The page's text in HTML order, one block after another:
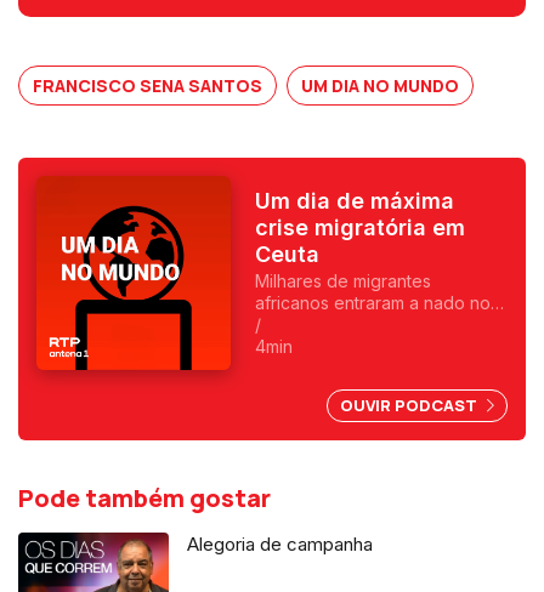
FRANCISCO SENA SANTOS UM DIA NO MUNDO
Um dia de máxima
crise migratória em
Ceuta
Milhares de migrantes
africanos entraram a nado no
enclave espanhol. Fica
exposta uma chantagem
Ocidental. Uma crónica de
Francisco Sena Santos.
/
4min
OUVIR PODCAST
Pode também gostar
Alegoria de campanha